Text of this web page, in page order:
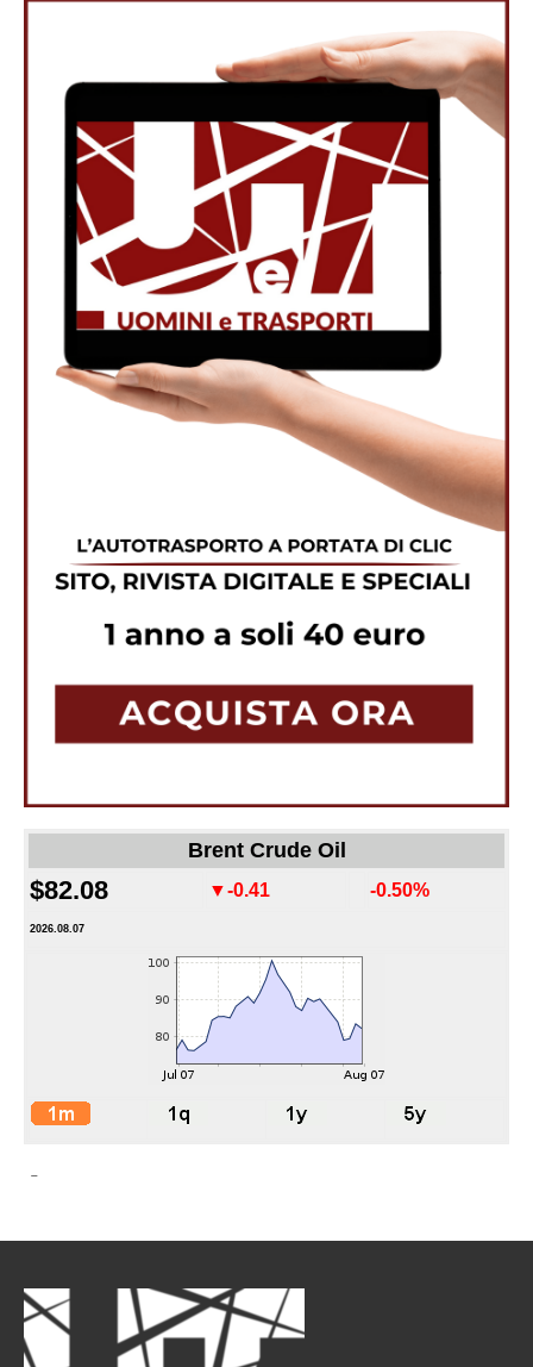
Brent Crude Oil
$82.08 ▼-0.41 -0.50%
2026.08.07
-